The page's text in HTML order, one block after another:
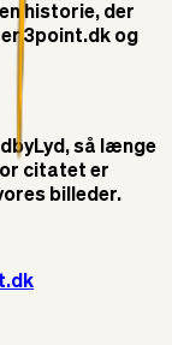
historie, der
3point.dk og
så længe
citatet er
billeder.